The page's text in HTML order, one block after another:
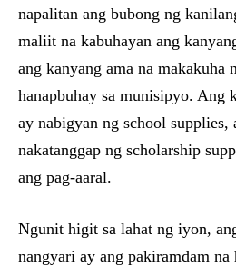
napalitan ang bubong ng
maliit na kabuhayan ang
ang kanyang ama na makakuha
hanapbuhay sa munisipyo. Ang
ay nabigyan ng school supplies,
nakatanggap ng scholarship
ang pag-aaral.
Ngunit higit sa lahat ng iyon,
nangyari ay ang pakiramdam